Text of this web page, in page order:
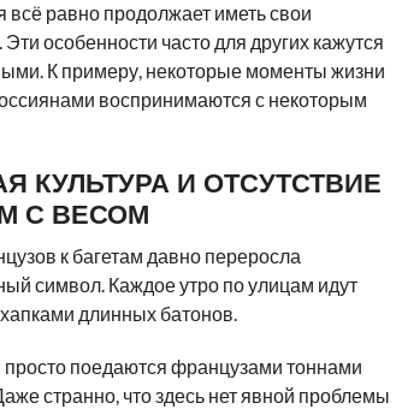
всё равно продолжает иметь свои
особенности часто для других кажутся
К примеру, некоторые моменты жизни
воспринимаются с некоторым
КУЛЬТУРА И ОТСУТСТВИЕ
С ВЕСОМ
к багетам давно переросла
символ. Каждое утро по улицам идут
длинных батонов.
просто поедаются французами тоннами
странно, что здесь нет явной проблемы